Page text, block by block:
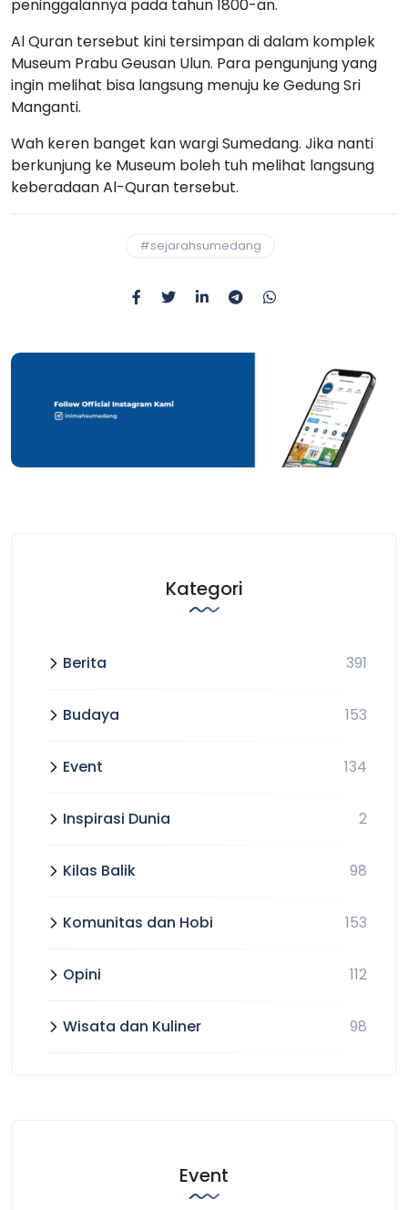
peninggalannya pada tahun 1800-an.
Al Quran tersebut kini tersimpan di dalam komplek
Museum Prabu Geusan Ulun. Para pengunjung yang
ingin melihat bisa langsung menuju ke Gedung Sri
Manganti.
Wah keren banget kan wargi Sumedang. Jika nanti
berkunjung ke Museum boleh tuh melihat langsung
keberadaan Al-Quran tersebut.
#sejarahsumedang
Kategori
Berita 391
Budaya 153
Event 134
Inspirasi Dunia 2
Kilas Balik 98
Komunitas dan Hobi 153
Opini 112
Wisata dan Kuliner 98
Event